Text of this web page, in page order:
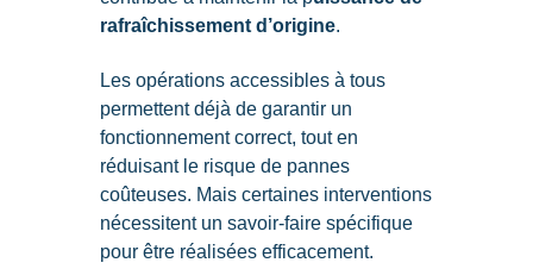
rafraîchissement d’origine.
Les opérations accessibles à tous
permettent déjà de garantir un
fonctionnement correct, tout en
réduisant le risque de pannes
coûteuses. Mais certaines interventions
nécessitent un savoir-faire spécifique
pour être réalisées efficacement.